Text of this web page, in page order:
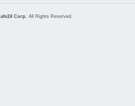
Corp. All Rights Reserved.